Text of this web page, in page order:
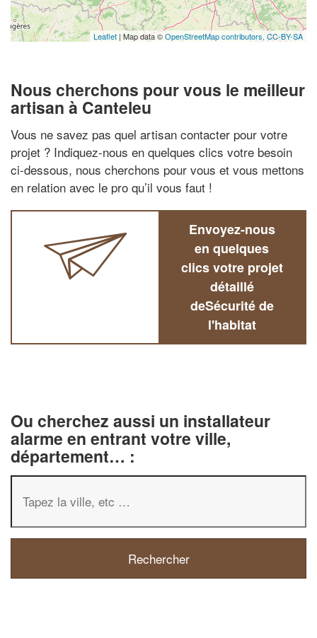
Leaflet | Map data ©OpenStreetMap contributors, CC-BY-SA
Nous cherchons pour vous le meilleur
artisan à Canteleu
Vous ne savez pas quel artisan contacter pour votre
projet ? Indiquez-nous en quelques clics votre besoin
ci-dessous, nous cherchons pour vous et vous mettons
en relation avec le pro qu’il vous faut !
Envoyez-nous
en quelques
clics votre projet
détaillé
deSécurité de
l'habitat
Ou cherchez aussi un installateur
alarme en entrant votre ville,
département… :